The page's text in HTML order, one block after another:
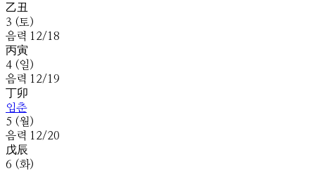
乙丑
3 (토)
음력 12/18
丙寅
4 (일 )
음력 12/19
丁卯
입춘
5 (월)
음력 12/20
戊辰
6 (화)